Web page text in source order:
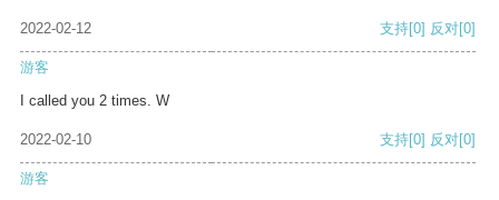
2022-02-12 支持[0] 反对[0]
游客
I called you 2 times. W
2022-02-10 支持[0] 反对[0]
游客